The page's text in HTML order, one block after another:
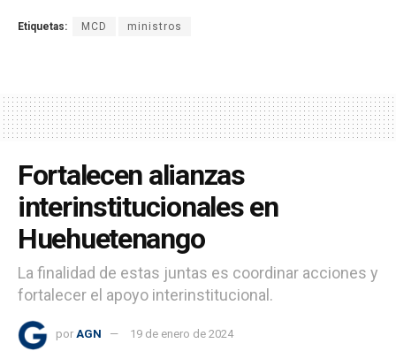
Etiquetas: MCD ministros
Fortalecen alianzas
interinstitucionales en
Huehuetenango
La finalidad de estas juntas es coordinar acciones y
fortalecer el apoyo interinstitucional.
por AGN 19 de enero de 2024